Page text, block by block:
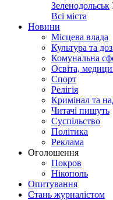
Зеленодольськ
Всі міста
Новини
Місцева влада
Культура та
Комунальна
Освіта,
Спорт
Релігія
Кримінал та
Читачі пишуть
Суспільство
Політика
Реклама
Оголошення
Покров
Нікополь
Опитування
Стань журналістом